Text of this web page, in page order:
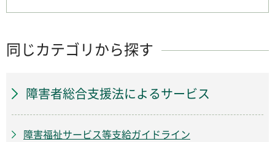
同じカテゴリから探す
障害者総合支援法によるサービス
障害福祉サービス等支給ガイドライン